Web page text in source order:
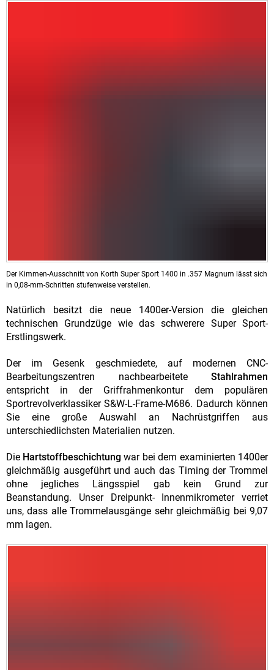
Der Kimmen-Ausschnitt von Korth Super Sport 1400 in .357 Magnum lässt sich
in 0,08-mm-Schritten stufenweise verstellen.
Natürlich besitzt die neue 1400er-Version die gleichen
technischen Grundzüge wie das schwerere Super Sport-
Erstlingswerk.
Der im Gesenk geschmiedete, auf modernen CNC-
Bearbeitungszentren nachbearbeitete Stahlrahmen
entspricht in der Griffrahmenkontur dem populären
Sportrevolverklassiker S&W-L-Frame-M686. Dadurch können
Sie eine große Auswahl an Nachrüstgriffen aus
unterschiedlichsten Materialien nutzen.
Die Hartstoffbeschichtung war bei dem examinierten 1400er
gleichmäßig ausgeführt und auch das Timing der Trommel
ohne jegliches Längsspiel gab kein Grund zur
Beanstandung. Unser Dreipunkt- Innenmikrometer verriet
uns, dass alle Trommelausgänge sehr gleichmäßig bei 9,07
mm lagen.